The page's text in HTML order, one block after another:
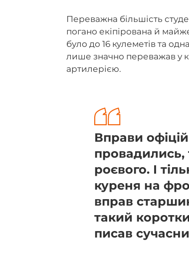
Переважна більшість
погано екіпірована й
було до 16 кулеметів та
лише значно переважав у
артилерією.
Вправи
провадились,
роєвого. І
куреня на
вправ
такий
писав